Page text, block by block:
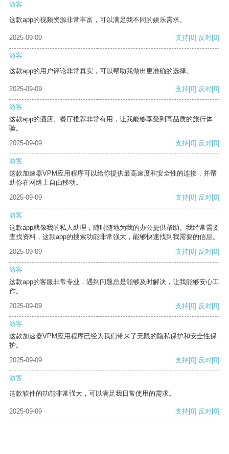
游客
这款app的视频资源非常丰富，可以满足我不同的娱乐需求。
2025-09-09 支持[0] 反对[0]
游客
这款app的用户评论非常真实，可以帮助我做出更准确的选择。
2025-09-09 支持[0] 反对[0]
游客
这款app的酒店、餐厅推荐非常有用，让我能够享受到高品质的旅行体
验。
2025-09-09
支持[0] 反对[0]
游客
这款加速器VPM应用程序可以给你提供最高速度和安全性的连接，并帮
助你在网络上自由移动。
2025-09-09
支持[0] 反对[0]
游客
这款app就像我的私人助理，随时随地为我的办公提供帮助。我经常需要
查找资料，这款app的搜索功能非常强大，能够快速找到我需要的信息。
2025-09-09
支持[0] 反对[0]
游客
这款app的客服非常专业，遇到问题总是能够及时解决，让我能够安心工
作。
2025-09-09
支持[0] 反对[0]
游客
这款加速器VPM应用程序已经为我们带来了无限的隐私保护和安全性保
护。
2025-09-09
支持[0] 反对[0]
游客
这款软件的功能非常强大，可以满足我日常使用的需求。
2025-09-09 支持[0] 反对[0]